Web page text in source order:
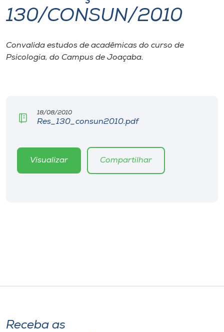
I.nova
Diplomados
CPA
Editora
Selecione
o idioma
130/CONSUN/2010
Convalida estudos de acadêmicas do curso de
Psicologia, do Campus de Joaçaba.
18/08/2010
Res_130_consun2010.pdf
Visualizar Compartilhar
Receba as